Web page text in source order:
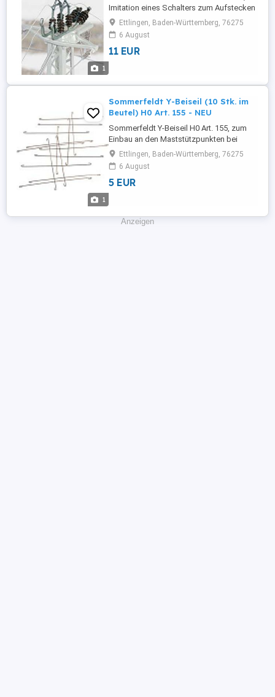
1
Imitation eines Schalters zum Aufstecken
auf Turmmasten #124, #125, #126, #129 ,
Grundstellung ist ein geschlossener
Zustand, zur Nachbildung eines
geöffneten Zustandes die Isolatorbrücke
Ettlingen, Baden-Württemberg, 76275
6 August
11 EUR
1
Sommerfeldt Y-Beiseil (10 Stk. im
Beutel) H0 Art. 155 - NEU
Sommerfeldt Y-Beiseil H0 Art. 155, zum
Einbau an den Maststützpunkten bei
Schnellfahrstrecken, nach dem Verlöten
der Fahrdrähte können die beiden Hänger
herausgetrennt werden (Preis ist für Beutel
mit 10 Stk.) . Alle angebotenen Artikel sind
Ettlingen, Baden-Württemberg, 76275
6 August
5 EUR
Anzeigen